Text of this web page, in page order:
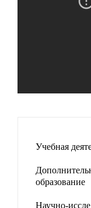
Учебная
образование
Научно-